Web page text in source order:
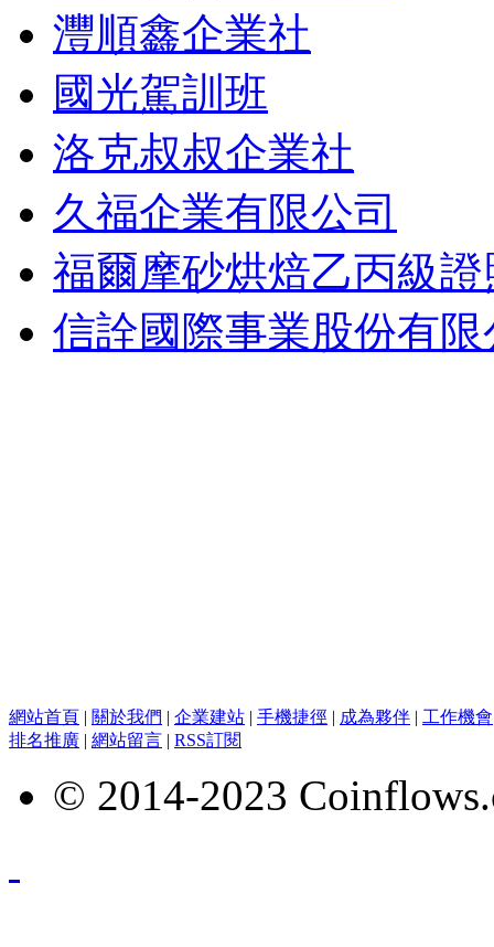
灃順鑫企業社
國光駕訓班
洛克叔叔企業社
久福企業有限公司
福爾摩砂烘焙乙丙級
信詮國際事業股份有限
網站首頁 | 關於我們 | 企業建站 | 手機捷徑 | 成為夥伴 | 工作機會
排名推廣 | 網站留言 | RSS訂閱
© 2014-2023